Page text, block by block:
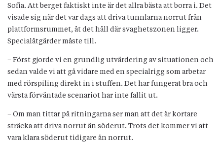
Sofia. Att berget faktiskt inte är det allra bästa att borra i. Det
visade sig när det var dags att driva tunnlarna norrut från
plattformsrummet, åt det håll där svaghetszonen ligger.
Specialåtgärder måste till.
– Först gjorde vi en grundlig utvärdering av situationen och
sedan valde vi att gå vidare med en specialrigg som arbetar
med rörspiling direkt in i stuffen. Det har fungerat bra och
värsta förväntade scenariot har inte fallit ut.
– Om man tittar på ritningarna ser man att det är kortare
sträcka att driva norrut än söderut. Trots det kommer vi att
vara klara söderut tidigare än norrut.